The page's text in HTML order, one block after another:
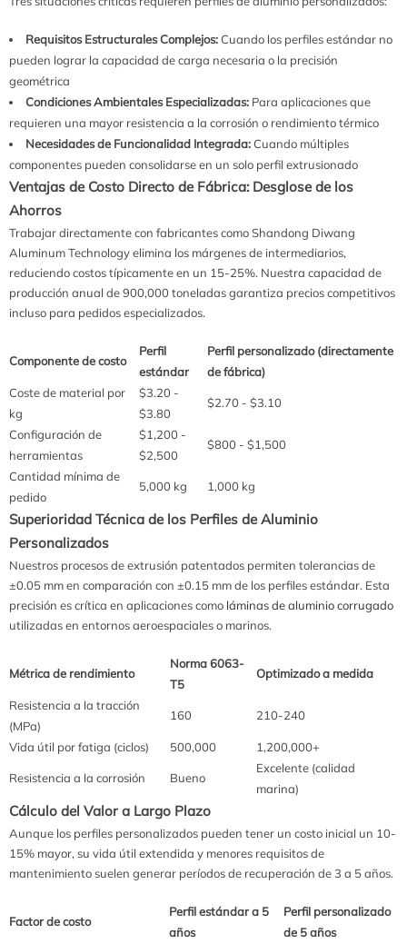
Requisitos Estructurales Complejos:Cuando los perfiles estándar no
pueden lograr la capacidad de carga necesaria o la precisión
geométrica
Condiciones Ambientales Especializadas: Para aplicaciones que
requieren una mayor resistencia a la corrosión o rendimiento térmico
Necesidades de Funcionalidad Integrada:Cuando múltiples
componentes pueden consolidarse en un solo perfil extrusionado
Ventajas de Costo Directo de Fábrica: Desglose de los
Ahorros
Trabajar directamente con fabricantes como Shandong Diwang
Aluminum Technology elimina los márgenes de intermediarios,
reduciendo costos típicamente en un 15-25%. Nuestra capacidad de
producción anual de 900,000 toneladas garantiza precios competitivos
incluso para pedidos especializados.
Componente de costo
Perfil
estándar
Perfil personalizado (directamente
de fábrica)
Coste de material por
kg
$3.20 -
$3.80
$2.70 - $3.10
Configuración de
herramientas
$1,200 -
$2,500
$800 - $1,500
Cantidad mínima de
pedido
5,000 kg 1,000 kg
Superioridad Técnica de los Perfiles de Aluminio
Personalizados
Nuestros procesos de extrusión patentados permiten tolerancias de
±0.05 mm en comparación con ±0.15 mm de los perfiles estándar. Esta
precisión es crítica en aplicaciones como láminas de aluminio corrugado
utilizadas en entornos aeroespaciales o marinos.
Métrica de rendimiento
Norma 6063-
T5
Optimizado a medida
Resistencia a la tracción
(MPa)
160 210-240
Vida útil por fatiga (ciclos) 500,000 1,200,000+
Resistencia a la corrosión Bueno
Excelente (calidad
marina)
Cálculo del Valor a Largo Plazo
Aunque los perfiles personalizados pueden tener un costo inicial un 10-
15% mayor, su vida útil extendida y menores requisitos de
mantenimiento suelen generar períodos de recuperación de 3 a 5 años.
Factor de costo
Perfil estándar a 5
años
Perfil personalizado
de 5 años